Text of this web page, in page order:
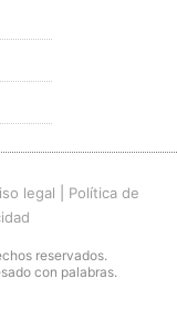
legal
Política de
reservados.
con palabras.